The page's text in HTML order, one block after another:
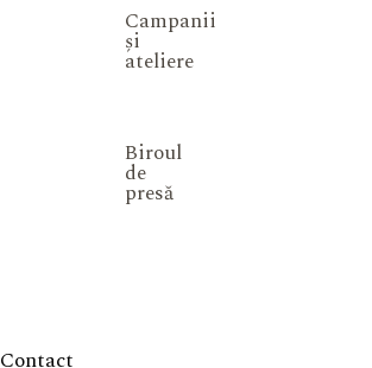
Campanii
și
ateliere
Biroul
de
presă
Contact